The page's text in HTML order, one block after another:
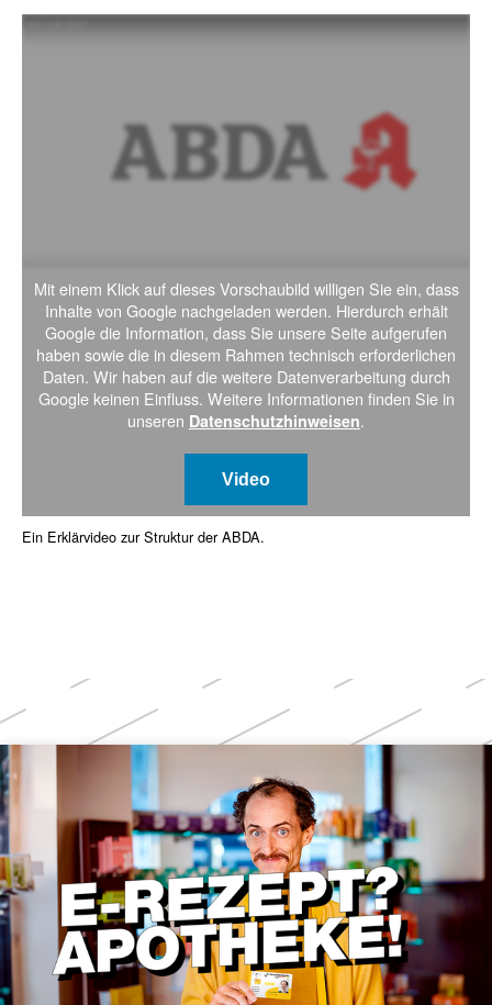
Mit einem Klick auf dieses Vorschaubild willigen Sie ein, dass
Inhalte von Google nachgeladen werden. Hierdurch erhält
Google die Information, dass Sie unsere Seite aufgerufen
haben sowie die in diesem Rahmen technisch erforderlichen
Daten. Wir haben auf die weitere Datenverarbeitung durch
Google keinen Einfluss. Weitere Informationen finden Sie in
unseren Datenschutzhinweisen.
Video
Ein Erklärvideo zur Struktur der ABDA.
Weitere
Themen